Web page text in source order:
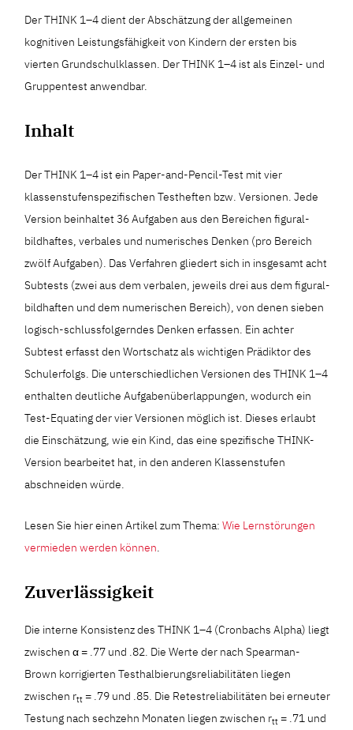
Der THINK 1–4 dient der Abschätzung der allgemeinen
kognitiven Leistungsfähigkeit von Kindern der ersten bis
vierten Grundschulklassen. Der THINK 1–4 ist als Einzel- und
Gruppentest anwendbar.
Inhalt
Der THINK 1–4 ist ein Paper-and-Pencil-Test mit vier
klassenstufenspezifischen Testheften bzw. Versionen. Jede
Version beinhaltet 36 Aufgaben aus den Bereichen figural-
bildhaftes, verbales und numerisches Denken (pro Bereich
zwölf Aufgaben). Das Verfahren gliedert sich in insgesamt acht
Subtests (zwei aus dem verbalen, jeweils drei aus dem figural-
bildhaften und dem numerischen Bereich), von denen sieben
logisch-schlussfolgerndes Denken erfassen. Ein achter
Subtest erfasst den Wortschatz als wichtigen Prädiktor des
Schulerfolgs. Die unterschiedlichen Versionen des THINK 1–4
enthalten deutliche Aufgabenüberlappungen, wodurch ein
Test-Equating der vier Versionen möglich ist. Dieses erlaubt
die Einschätzung, wie ein Kind, das eine spezifische THINK-
Version bearbeitet hat, in den anderen Klassenstufen
abschneiden würde.
Lesen Sie hier einen Artikel zum Thema:Wie Lernstörungen
vermieden werden können.
Zuverlässigkeit
Die interne Konsistenz des THINK 1–4 (Cronbachs Alpha) liegt
zwischen α = .77 und .82. Die Werte der nach Spearman-
Brown korrigierten Testhalbierungsreliabilitäten liegen
zwischen rtt = .79 und .85. Die Retestreliabilitäten bei erneuter
Testung nach sechzehn Monaten liegen zwischen rtt = .71 und